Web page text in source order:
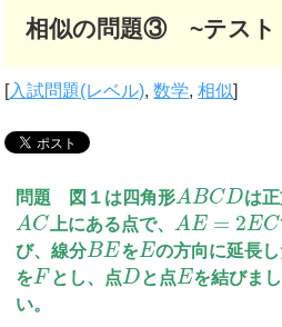
相似の問題③ ~テスト
[入試問題(レベル),数学,相似]
問題 図１は四角形ABCDは
AC 上にある点で、 AE = 2EC
び、線分BEをEの方向に延長
をF とし、点Dと点Eを結びま
い。